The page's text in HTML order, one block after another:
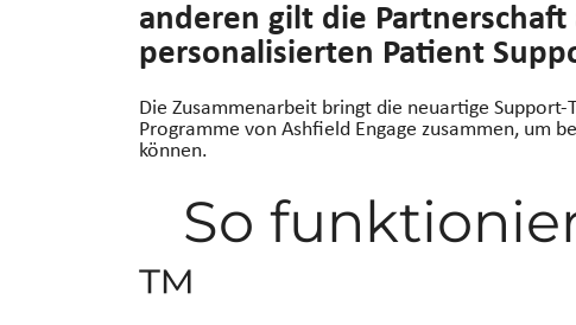
anderen gilt die Partnerschaft
personalisierten Patient
Die Zusammenarbeit bringt die neuartige
Programme von Ashfield Engage zusammen, um
können.
So
™